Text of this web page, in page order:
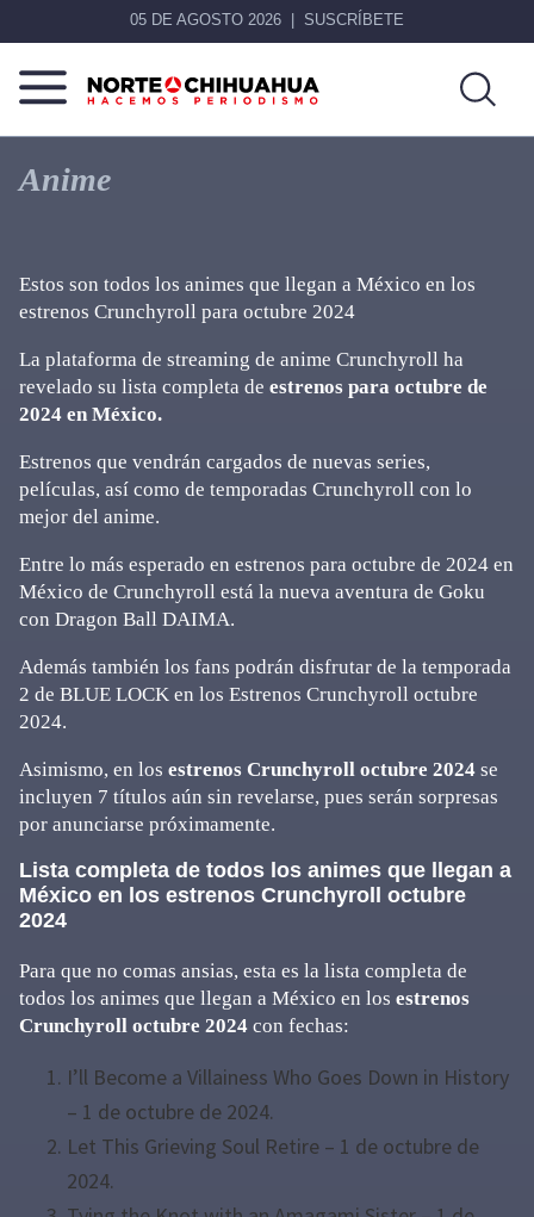
05 DE AGOSTO 2026 SUSCRÍBETE
Norte
Chihuahua
Más
que
noticias,
Anime
Estos son todos los animes que llegan a México en los
estrenos Crunchyroll para octubre 2024
La plataforma de streaming de anime Crunchyroll ha
revelado su lista completa de estrenos para octubre de
2024 en México.
Estrenos que vendrán cargados de nuevas series,
películas, así como de temporadas Crunchyroll con lo
mejor del anime.
Entre lo más esperado en estrenos para octubre de 2024 en
México de Crunchyroll está la nueva aventura de Goku
con Dragon Ball DAIMA.
Además también los fans podrán disfrutar de la temporada
2 de BLUE LOCK en los Estrenos Crunchyroll octubre
2024.
Asimismo, en los estrenos Crunchyroll octubre 2024 se
incluyen 7 títulos aún sin revelarse, pues serán sorpresas
por anunciarse próximamente.
Lista completa de todos los animes que llegan a
México en los estrenos Crunchyroll octubre
2024
Para que no comas ansias, esta es la lista completa de
todos los animes que llegan a México en los estrenos
Crunchyroll octubre 2024 con fechas:
I’ll Become a Villainess Who Goes Down in History
– 1 de octubre de 2024.
Let This Grieving Soul Retire – 1 de octubre de
2024.